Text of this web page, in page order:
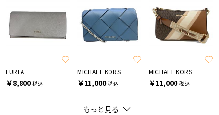
FURLA
￥8,800税込
MICHAEL KORS
￥11,000税込
MICHAEL KORS
￥11,000税込
もっと見る